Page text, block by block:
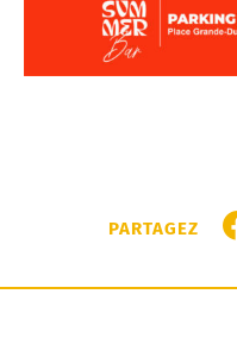
PARTAGEZ